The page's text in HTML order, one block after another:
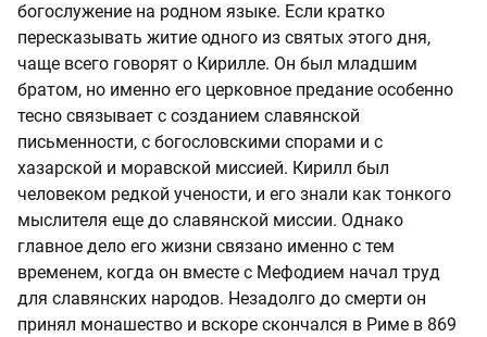
богослужение на родном языке. Если кратко
пересказывать житие одного из святых этого дня,
чаще всего говорят о Кирилле. Он был младшим
братом, но именно его церковное предание особенно
тесно связывает с созданием славянской
письменности, с богословскими спорами и с
хазарской и моравской миссией. Кирилл был
человеком редкой учености, и его знали как тонкого
мыслителя еще до славянской миссии. Однако
главное дело его жизни связано именно с тем
временем, когда он вместе с Мефодием начал труд
для славянских народов. Незадолго до смерти он
принял монашество и вскоре скончался в Риме в 869